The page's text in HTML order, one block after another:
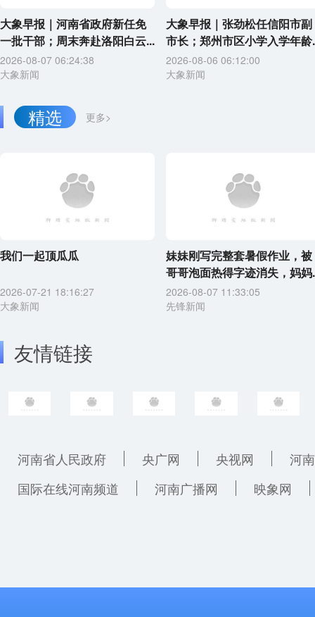
大象早报｜河南省政府新任免
一批干部；周末奔赴洛阳白云...
2026-08-07 06:24:38
大象新闻
大象早报｜张劲松任信阳市副
市长；郑州市区小学入学年龄
2026-08-06 06:12:00
大象新闻
更多>
精选
我们一起顶瓜瓜
2026-07-21 18:16:27
大象新闻
妹妹刚写完整套暑假作业，被
哥哥泡面热得字迹消失，妈妈
2026-08-07 11:33:05
先锋新闻
友情链接
河南省人民政府 央广网 央视网
河
国际在线河南频道
河南广播网 映象网